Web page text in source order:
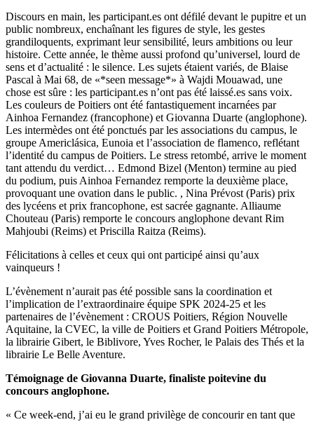
Discours en main, les participant.es ont défilé devant le pupitre et un
public nombreux, enchaînant les figures de style, les gestes
grandiloquents, exprimant leur sensibilité, leurs ambitions ou leur
histoire. Cette année, le thème aussi profond qu’universel, lourd de
sens et d’actualité : le silence. Les sujets étaient variés, de Blaise
Pascal à Mai 68, de «*seen message*» à Wajdi Mouawad, une
chose est sûre : les participant.es n’ont pas été laissé.es sans voix.
Les couleurs de Poitiers ont été fantastiquement incarnées par
Ainhoa Fernandez (francophone) et Giovanna Duarte (anglophone).
Les intermèdes ont été ponctués par les associations du campus, le
groupe Americlásica, Eunoia et l’association de flamenco, reflétant
l’identité du campus de Poitiers. Le stress retombé, arrive le moment
tant attendu du verdict… Edmond Bizel (Menton) termine au pied
du podium, puis Ainhoa Fernandez remporte la deuxième place,
provoquant une ovation dans le public. , Nina Prévost (Paris) prix
des lycéens et prix francophone, est sacrée gagnante. Alliaume
Chouteau (Paris) remporte le concours anglophone devant Rim
Mahjoubi (Reims) et Priscilla Raitza (Reims).
Félicitations à celles et ceux qui ont participé ainsi qu’aux
vainqueurs !
L’évènement n’aurait pas été possible sans la coordination et
l’implication de l’extraordinaire équipe SPK 2024-25 et les
partenaires de l’évènement : CROUS Poitiers, Région Nouvelle
Aquitaine, la CVEC, la ville de Poitiers et Grand Poitiers Métropole,
la librairie Gibert, le Biblivore, Yves Rocher, le Palais des Thés et la
librairie Le Belle Aventure.
Témoignage de Giovanna Duarte, finaliste poitevine du
concours anglophone.
« Ce week-end, j’ai eu le grand privilège de concourir en tant que